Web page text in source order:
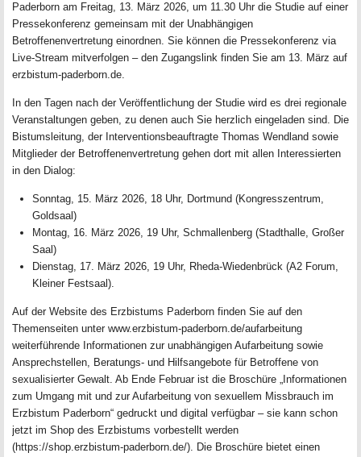
Paderborn am Freitag, 13. März 2026, um 11.30 Uhr die Studie auf einer
Pressekonferenz gemeinsam mit der Unabhängigen
Betroffenenvertretung einordnen. Sie können die Pressekonferenz via
Live-Stream mitverfolgen – den Zugangslink finden Sie am 13. März auf
erzbistum-paderborn.de.
In den Tagen nach der Veröffentlichung der Studie wird es drei regionale
Veranstaltungen geben, zu denen auch Sie herzlich eingeladen sind. Die
Bistumsleitung, der Interventionsbeauftragte Thomas Wendland sowie
Mitglieder der Betroffenenvertretung gehen dort mit allen Interessierten
in den Dialog:
Sonntag, 15. März 2026, 18 Uhr, Dortmund (Kongresszentrum,
Goldsaal)
Montag, 16. März 2026, 19 Uhr, Schmallenberg (Stadthalle, Großer
Saal)
Dienstag, 17. März 2026, 19 Uhr, Rheda-Wiedenbrück (A2 Forum,
Kleiner Festsaal).
Auf der Website des Erzbistums Paderborn finden Sie auf den
Themenseiten unter www.erzbistum-paderborn.de/aufarbeitung
weiterführende Informationen zur unabhängigen Aufarbeitung sowie
Ansprechstellen, Beratungs- und Hilfsangebote für Betroffene von
sexualisierter Gewalt. Ab Ende Februar ist die Broschüre „Informationen
zum Umgang mit und zur Aufarbeitung von sexuellem Missbrauch im
Erzbistum Paderborn“ gedruckt und digital verfügbar – sie kann schon
jetzt im Shop des Erzbistums vorbestellt werden
(https://shop.erzbistum-paderborn.de/). Die Broschüre bietet einen